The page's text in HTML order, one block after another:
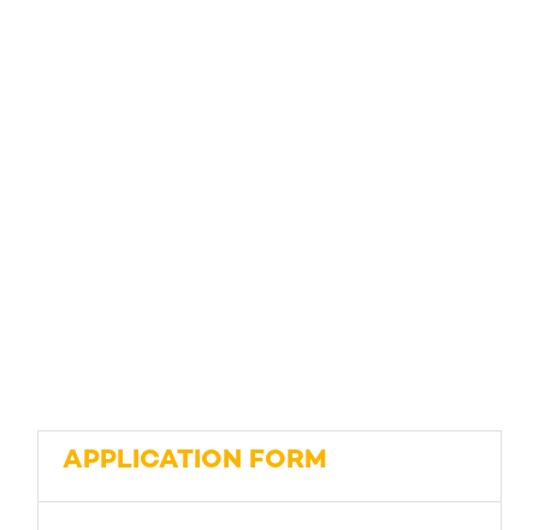
APPLICATION FORM